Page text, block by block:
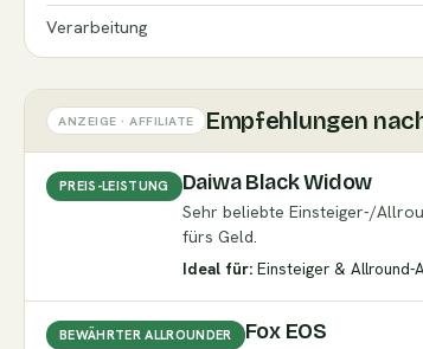
Verarbeitung
ANZEIGE · AFFILIATE Empfehlungen
PREIS-LEISTUNG Daiwa Black Widow
Sehr beliebte Einsteiger-/
fürs Geld.
Ideal für:Einsteiger & Allround-
BEWÄHRTER ALLROUNDER Fox EOS